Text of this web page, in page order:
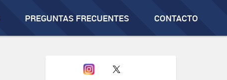
PREGUNTAS FRECUENTES CONTACTO